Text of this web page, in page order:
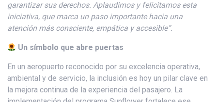
garantizar sus derechos. Aplaudimos y felicitamos esta
iniciativa, que marca un paso importante hacia una
atención más consciente, empática y accesible”.
Un símbolo que abre puertas
En un aeropuerto reconocido por su excelencia operativa,
ambiental y de servicio, la inclusión es hoy un pilar clave en
la mejora continua de la experiencia del pasajero. La